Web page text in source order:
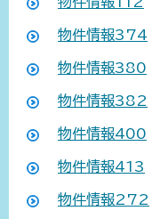
物件情報374
物件情報380
物件情報382
物件情報400
物件情報413
物件情報272